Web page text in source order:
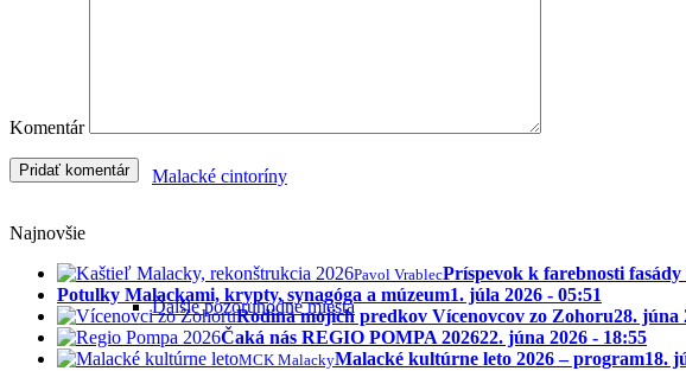
Malacké cintoríny
Ďalšie pozoruhodné miesta
Komentár
Najnovšie
Pavol VrablecPríspevok k farebnosti
Potulky Malackami, krypty, synagóga a múzeum1. júla 2026 - 05:51
Rodina mojich predkov Vícenovcov zo Zohoru28. júna
Čaká nás REGIO POMPA 202622. júna 2026 - 18:55
MCK MalackyMalacké kultúrne leto 2026 – program18.